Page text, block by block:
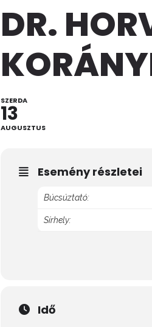
DR.
SZERDA
13
AUGUSZTUS
Esemény részletei
Búcsúztató:
Sírhely:
Idő